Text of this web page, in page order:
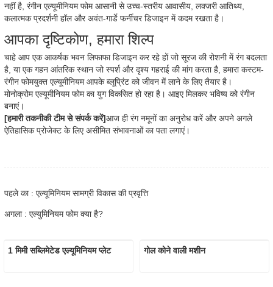
नहीं है, रंगीन एल्यूमीनियम फोम आसानी से उच्च-स्तरीय आवासीय, लक्जरी आतिथ्य,
कलात्मक प्रदर्शनी हॉल और अवंत-गार्डे फर्नीचर डिजाइन में कदम रखता है।
आपका दृष्टिकोण, हमारा शिल्प
चाहे आप एक आकर्षक भवन लिफाफा डिजाइन कर रहे हों जो सूरज की रोशनी में रंग बदलता
है, या एक गहन आंतरिक स्थान जो स्पर्श और दृश्य गहराई की मांग करता है, हमारा कस्टम-
रंगीन फोमयुक्त एल्यूमीनियम आपके ब्लूप्रिंट को जीवन में लाने के लिए तैयार है।
मोनोक्रोम एल्यूमीनियम फोम का युग विकसित हो रहा है। आइए मिलकर भविष्य को रंगीन
बनाएं।
[हमारी तकनीकी टीम से संपर्क करें]आज ही रंग नमूनों का अनुरोध करें और अपने अगले
ऐतिहासिक प्रोजेक्ट के लिए असीमित संभावनाओं का पता लगाएं।
पहले का : एल्यूमिनियम सामग्री विकास की प्रवृत्ति
अगला : एल्युमिनियम फोम क्या है?
1 मिमी सब्लिमेटेड एल्यूमिनियम प्लेट गोल कोने वाली मशीन